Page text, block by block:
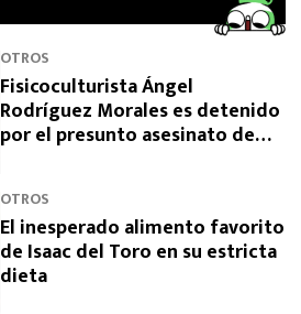
OTROS
Fisicoculturista Ángel
Rodríguez Morales es detenido
por el presunto asesinato de
OTROS
El inesperado alimento favorito
de Isaac del Toro en su estricta
dieta